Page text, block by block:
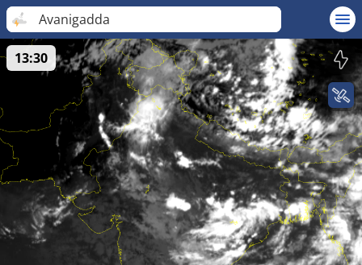
Avanigadda
13:30